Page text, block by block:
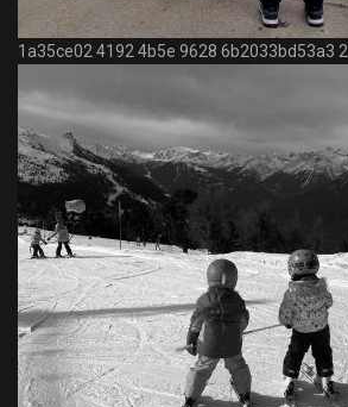
1a35ce02 4192 4b5e 9628 6b2033bd53a3 2